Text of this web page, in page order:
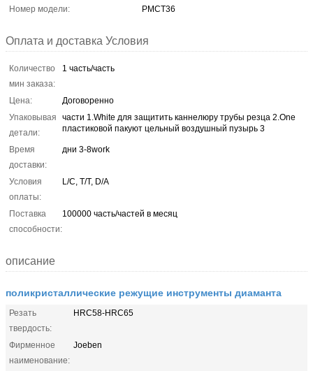
Номер модели:
PMCT36
Оплата и доставка Условия
Количество
мин заказа:
1 часть/часть
Цена:
Договоренно
Упаковывая
детали:
части 1.White для защитить каннелюру трубы резца 2.One
пластиковой пакуют цельный воздушный пузырь 3
Время
доставки:
дни 3-8work
Условия
оплаты:
L/C, T/T, D/A
Поставка
способности:
100000 часть/частей в месяц
описание
поликристаллические режущие инструменты диаманта
Резать
твердость:
HRC58-HRC65
Фирменное
наименование:
Joeben